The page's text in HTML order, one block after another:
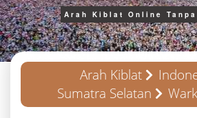
Arah Kiblat Online
Arah Kiblat
Sumatra Selatan